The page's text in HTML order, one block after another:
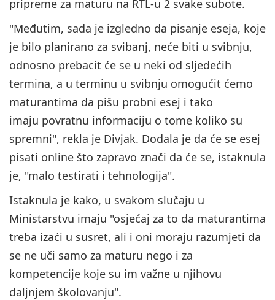
pripreme za maturu na RTL-u 2 svake subote.
"Međutim, sada je izgledno da pisanje eseja, koje
je bilo planirano za svibanj, neće biti u svibnju,
odnosno prebacit će se u neki od sljedećih
termina, a u terminu u svibnju omogućit ćemo
maturantima da pišu probni esej i tako
imaju povratnu informaciju o tome koliko su
spremni", rekla je Divjak. Dodala je da će se esej
pisati online što zapravo znači da će se, istaknula
je, "malo testirati i tehnologija".
Istaknula je kako, u svakom slučaju u
Ministarstvu imaju "osjećaj za to da maturantima
treba izaći u susret, ali i oni moraju razumjeti da
se ne uči samo za maturu nego i za
kompetencije koje su im važne u njihovu
daljnjem školovanju".